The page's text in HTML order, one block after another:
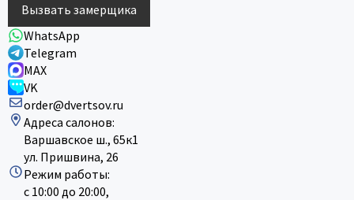
Вызвать замерщика
WhatsApp
Telegram
MAX
VK
order@dvertsov.ru
Адреса салонов:
Варшавское ш., 65к1
ул. Пришвина, 26
Режим работы:
с 10:00 до 20:00,